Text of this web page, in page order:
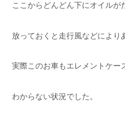
ここからどんどん下にオイルが
放っておくと走行風などにより
実際このお車もエレメントケー
わからない状況でした。